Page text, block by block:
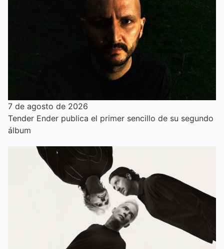
7 de agosto de 2026
Tender Ender publica el primer sencillo de su segundo
álbum